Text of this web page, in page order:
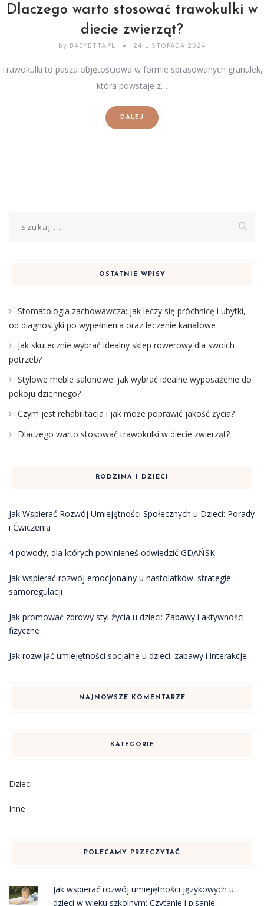
Dlaczego warto stosować trawokulki w
diecie zwierząt?
by BABYETTA.PL 24 LISTOPADA 2024
Trawokulki to pasza objętościowa w formie sprasowanych granulek,
która powstaje z…
DALEJ
OSTATNIE WPISY
Stomatologia zachowawcza: jak leczy się próchnicę i ubytki,
od diagnostyki po wypełnienia oraz leczenie kanałowe
Jak skutecznie wybrać idealny sklep rowerowy dla swoich
potrzeb?
Stylowe meble salonowe: jak wybrać idealne wyposażenie do
pokoju dziennego?
Czym jest rehabilitacja i jak może poprawić jakość życia?
Dlaczego warto stosować trawokulki w diecie zwierząt?
RODZINA I DZIECI
Jak Wspierać Rozwój Umiejętności Społecznych u Dzieci: Porady
i Ćwiczenia
4 powody, dla których powinieneś odwiedzić GDAŃSK
Jak wspierać rozwój emocjonalny u nastolatków: strategie
samoregulacji
Jak promować zdrowy styl życia u dzieci: Zabawy i aktywności
fizyczne
Jak rozwijać umiejętności socjalne u dzieci: zabawy i interakcje
NAJNOWSZE KOMENTARZE
KATEGORIE
Dzieci
Inne
POLECAMY PRZECZYTAĆ
Jak wspierać rozwój umiejętności językowych u
dzieci w wieku szkolnym: Czytanie i pisanie